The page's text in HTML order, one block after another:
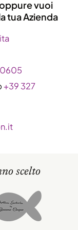
vuoi
tua Azienda
+39 327
scelto